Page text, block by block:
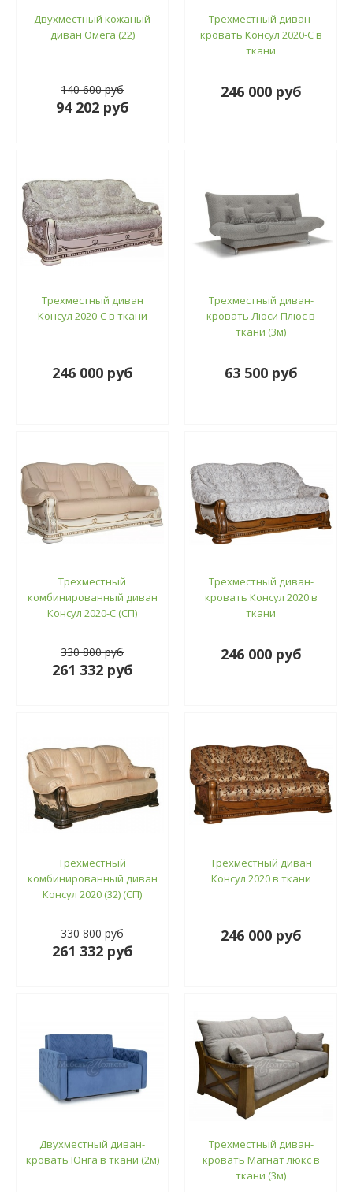
Двухместный кожаный
диван Омега (22)
140 600 руб
94 202 руб
Трехместный диван-
кровать Консул 2020-С в
ткани
246 000 руб
Трехместный диван
Консул 2020-С в ткани
246 000 руб
Трехместный диван-
кровать Люси Плюс в
ткани (3м)
63 500 руб
Трехместный
комбинированный диван
Консул 2020-С (СП)
330 800 руб
261 332 руб
Трехместный диван-
кровать Консул 2020 в
ткани
246 000 руб
Трехместный
комбинированный диван
Консул 2020 (32) (СП)
330 800 руб
261 332 руб
Трехместный диван
Консул 2020 в ткани
246 000 руб
Двухместный диван-
кровать Юнга в ткани (2м)
Трехместный диван-
кровать Магнат люкс в
ткани (3м)